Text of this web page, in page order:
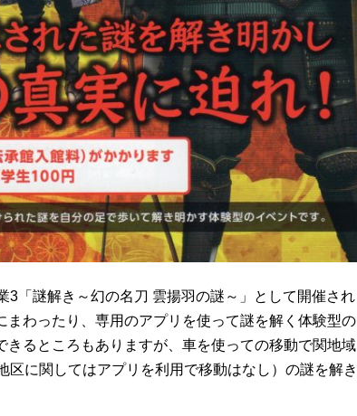
3「謎解き～幻の名刀 雲揚羽の謎～」として開催され
わったり、専用のアプリを使って謎を解く体験型の
るところもありますが、車を使っての移動で関地域
に関してはアプリを利用で移動はなし）の謎を解き